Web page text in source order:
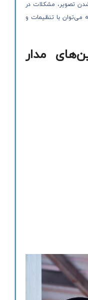
تصویر، مشکلات در
با تنظیمات و
مدار